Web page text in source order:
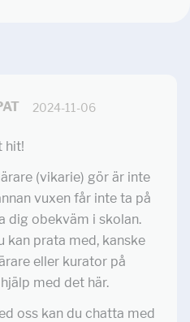
2024-11-06
hit!
(vikarie) gör är inte
vuxen får inte ta på
dig obekväm i skolan.
kan prata med, kanske
eller kurator på
med det här.
oss kan du chatta med